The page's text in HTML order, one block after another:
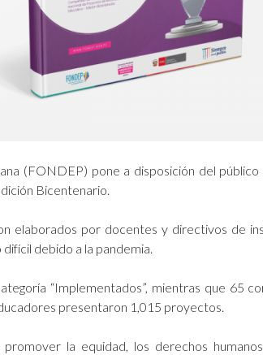
(FONDEP) pone a disposición del
Bicentenario.
elaborados por docentes y directivos de
debido a la pandemia.
“Implementados”, mientras que 65
presentaron 1,015 proyectos.
la equidad, los derechos